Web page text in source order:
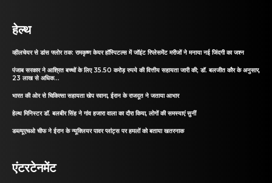
हेल्थ
व्हीलचेयर से डांस फ्लोर तक: रामकृष्ण केयर हॉस्पिटल्स में जॉइंट रिप्लेसमेंट मरीजों ने मनाया नई जिंदगी का जश्न
पंजाब सरकार ने आश्रित बच्चों के लिए 35.50 करोड़ रुपये की वित्तीय सहायता जारी की; डॉ. बलजीत कौर के अनुसार,
23 लाख से अधिक...
भारत की ओर से चिकित्सा सहायता खेप रवाना, ईरान के राजदूत ने जताया आभार
हेल्थ मिनिस्टर डॉ. बलबीर सिंह ने गांव हजारा वाला का दौरा किया, लोगों की समस्याएं सुनीं
डब्ल्यूएचओ चीफ ने ईरान के न्यूक्लियर पावर प्लांट्स पर हमलों को बताया खतरनाक
एंटरटेनमेंट